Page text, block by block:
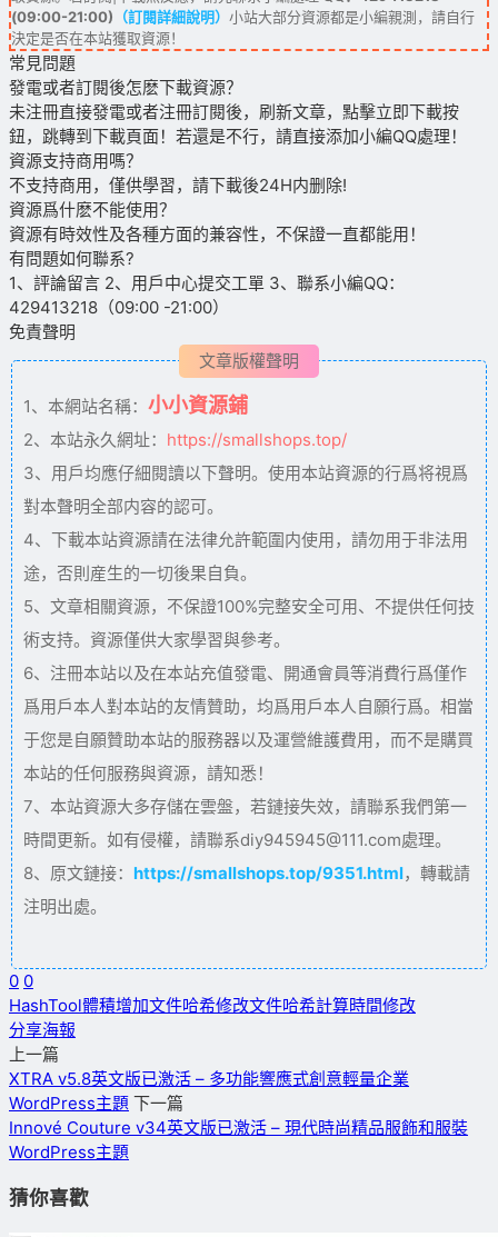
(09:00-21:00) （訂閱詳細說明） 小站大部分資源都是小編親測，請自行
決定是否在本站獲取資源！
常見問題
發電或者訂閱後怎麽下載資源？
未注冊直接發電或者注冊訂閱後，刷新文章，點擊立即下載按
鈕，跳轉到下載頁面！若還是不行，請直接添加小編QQ處理！
資源支持商用嗎？
不支持商用，僅供學習，請下載後24H内删除!
資源爲什麽不能使用？
資源有時效性及各種方面的兼容性，不保證一直都能用！
有問題如何聯系?
1、評論留言 2、用戶中心提交工單 3、聯系小編QQ：
429413218（09:00 -21:00）
免責聲明
文章版權聲明
1、本網站名稱： 小小資源鋪
2、本站永久網址： https://smallshops.top/
3、用戶均應仔細閱讀以下聲明。使用本站資源的行爲将視爲
對本聲明全部内容的認可。
4、下載本站資源請在法律允許範圍内使用，請勿用于非法用
途，否則産生的一切後果自負。
5、文章相關資源，不保證100%完整安全可用、不提供任何技
術支持。資源僅供大家學習與參考。
6、注冊本站以及在本站充值發電、開通會員等消費行爲僅作
爲用戶本人對本站的友情贊助，均爲用戶本人自願行爲。相當
于您是自願贊助本站的服務器以及運營維護費用，而不是購買
本站的任何服務與資源，請知悉！
7、本站資源大多存儲在雲盤，若鏈接失效，請聯系我們第一
時間更新。如有侵權，請聯系diy945945@111.com處理。
8、原文鏈接： https://smallshops.top/9351.html，轉載請
注明出處。
0 0
HashTool體積增加文件哈希修改文件哈希計算時間修改
分享海報
上一篇
XTRA v5.8英文版已激活 – 多功能響應式創意輕量企業
WordPress主題 下一篇
Innové Couture v34英文版已激活 – 現代時尚精品服飾和服裝
WordPress主題
猜你喜歡